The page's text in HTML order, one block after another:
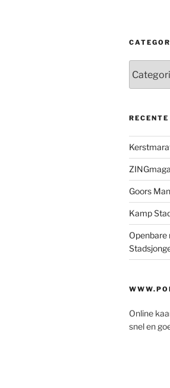
Goors
Kamp
Openbare
Online
snel en